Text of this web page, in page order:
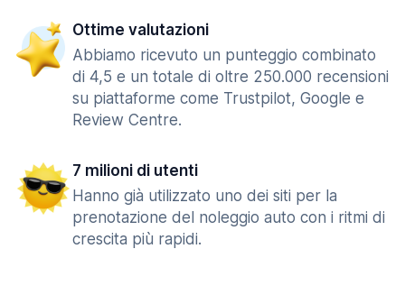
Ottime valutazioni
Abbiamo ricevuto un punteggio combinato
di 4,5 e un totale di oltre 250.000 recensioni
su piattaforme come Trustpilot, Google e
Review Centre.
7 milioni di utenti
Hanno già utilizzato uno dei siti per la
prenotazione del noleggio auto con i ritmi di
crescita più rapidi.